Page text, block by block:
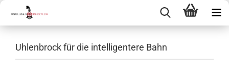
Uhlenbrock für die intelligentere Bahn